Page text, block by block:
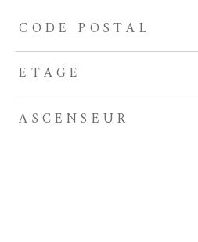
TRAD_ZEPHYR_Caracteristique
CODE POSTAL
ETAGE
ASCENSEUR